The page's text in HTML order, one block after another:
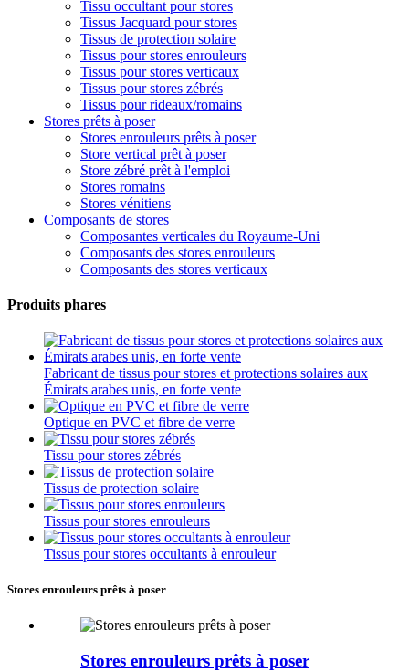
Tissu occultant pour stores
Tissus Jacquard pour stores
Tissus de protection solaire
Tissus pour stores enrouleurs
Tissus pour stores verticaux
Tissus pour stores zébrés
Tissus pour rideaux/romains
Stores prêts à poser
Stores enrouleurs prêts à poser
Store vertical prêt à poser
Store zébré prêt à l'emploi
Stores romains
Stores vénitiens
Composants de stores
Composantes verticales du Royaume-Uni
Composants des stores enrouleurs
Composants des stores verticaux
Produits phares
Fabricant de tissus pour stores et protections solaires aux
Émirats arabes unis, en forte vente
Optique en PVC et fibre de verre
Tissu pour stores zébrés
Tissus de protection solaire
Tissus pour stores enrouleurs
Tissus pour stores occultants à enrouleur
Stores enrouleurs prêts à poser
Stores enrouleurs prêts à poser